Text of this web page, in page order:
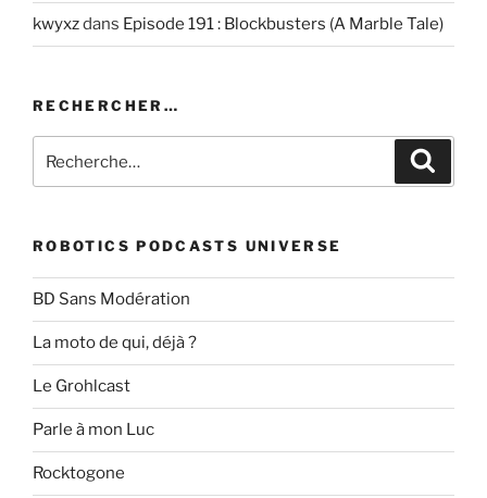
kwyxzdans Episode 191 : Blockbusters (A Marble Tale)
RECHERCHER…
pour
ROBOTICS PODCASTS UNIVERSE
BD Sans Modération
La moto de qui, déjà ?
Le Grohlcast
Parle à mon Luc
Rocktogone